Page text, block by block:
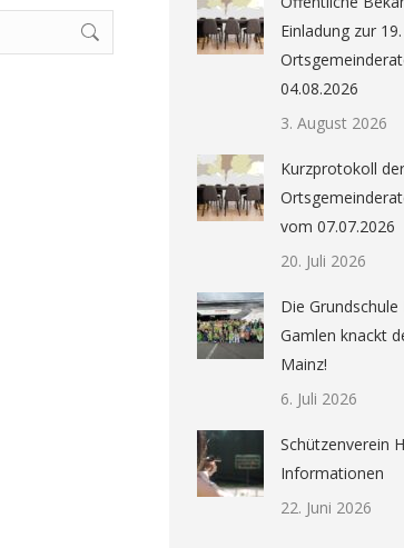
Einladung zur
04.08.2026
3. August 2026
Kurzprotokoll
vom 07.07.2026
20. Juli 2026
Die
Gamlen knackt
Mainz!
6. Juli 2026
Schützenverein
Informationen
22. Juni 2026